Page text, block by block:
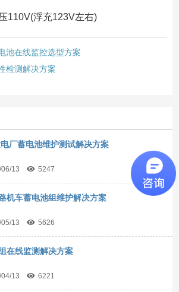
110V(浮充123V左右)
池在线监控选型方案
检测解决方案
厂蓄电池维护测试解决方案
13 5247
机车蓄电池组维护解决方案
13 5626
在线监测解决方案
13 6221